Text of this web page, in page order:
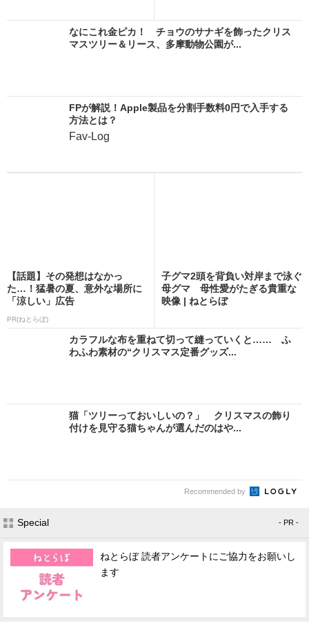
なにこれ金ピカ！ チョウのサナギを飾ったクリス
マスツリー＆リース、多摩動物公園が...
FPが解説！Apple製品を分割手数料0円で入手する
方法とは？
Fav-Log
【話題】その発想はなかっ
た…！猛暑の夏、意外な場所に
「涼しい」広告
PR(ねとらぼ)
子グマ2頭を背負い対岸まで泳ぐ
母グマ 母性愛がたぎる貴重な
映像 | ねとらぼ
カラフルな布を重ねて切って縫っていくと…… ふ
わふわ素材の“クリスマス定番グッズ...
猫「ツリーっておいしいの？」 クリスマスの飾り
付けを見守る猫ちゃんが選んだのはや...
Recommended by
Special - PR -
ねとらぼ 読者アンケートにご協力をお願いし
ます